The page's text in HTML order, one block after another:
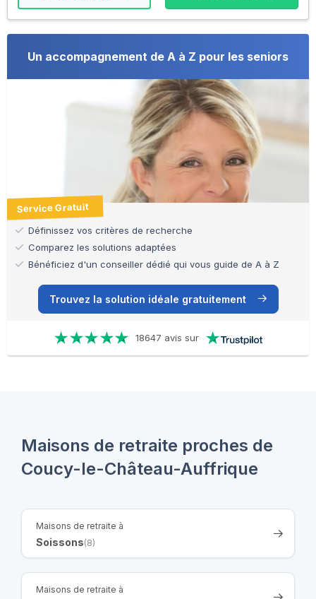
Un accompagnement de A à Z pour les seniors
Service Gratuit
Définissez vos critères de recherche
Comparez les solutions adaptées
Bénéficiez d'un conseiller dédié qui vous guide de A à Z
Trouvez la solution idéale gratuitement
18647 avis sur
Maisons de retraite proches de
Coucy-le-Château-Auffrique
Maisons de retraite à
Soissons(8)
Maisons de retraite à